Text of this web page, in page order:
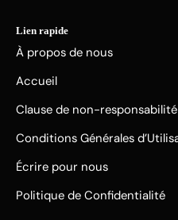
Lien rapide
À propos de nous
Accueil
Clause de non-responsabilité
Conditions Générales
Écrire pour nous
Politique de Confidentialité